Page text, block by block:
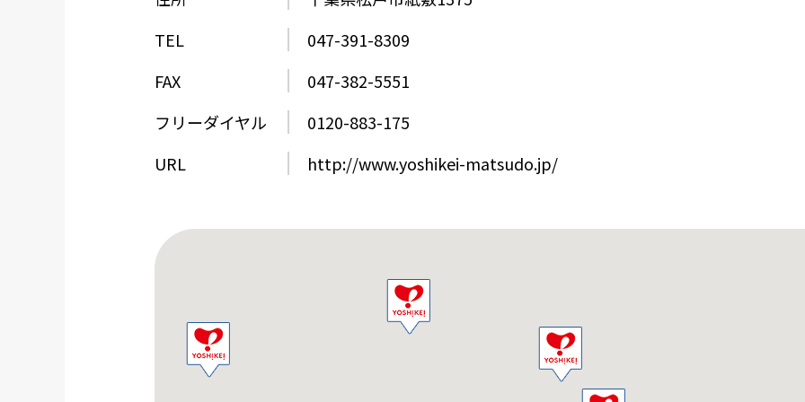
TEL
047-391-8309
FAX
047-382-5551
フリーダイヤル
0120-883-175
URL
http://www.yoshikei-matsudo.jp/